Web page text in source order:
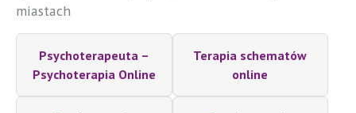
miastach
Psychoterapeuta –
Psychoterapia Online
Terapia schematów
online